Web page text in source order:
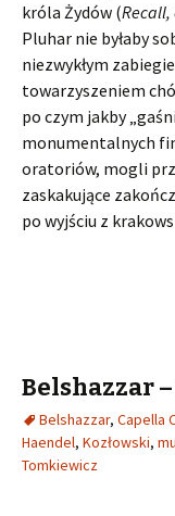
króla Żydów (Recall,
Pluhar nie byłaby
niezwykłym
towarzyszeniem
po czym jakby
monumentalnych
oratoriów, mogli
zaskakujące
po wyjściu z
Belshazzar
Belshazzar, Capella
Haendel, Kozłowski,
Tomkiewicz